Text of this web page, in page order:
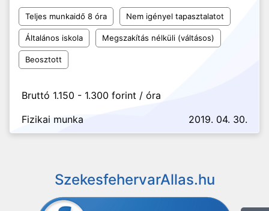
Teljes munkaidő 8 óra Nem igényel tapasztalatot
Általános iskola Megszakítás nélküli (váltásos)
Beosztott
Bruttó 1.150 - 1.300 forint / óra
Fizikai munka
2019. 04. 30.
SzekesfehervarAllas.hu